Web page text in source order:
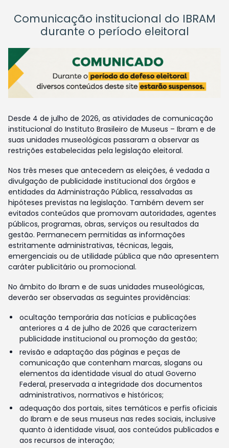
Comunicação institucional do IBRAM
durante o período eleitoral
Desde 4 de julho de 2026, as atividades de comunicação
institucional do Instituto Brasileiro de Museus – Ibram e de
suas unidades museológicas passaram a observar as
restrições estabelecidas pela legislação eleitoral.
Nos três meses que antecedem as eleições, é vedada a
divulgação de publicidade institucional dos órgãos e
entidades da Administração Pública, ressalvadas as
hipóteses previstas na legislação. Também devem ser
evitados conteúdos que promovam autoridades, agentes
públicos, programas, obras, serviços ou resultados da
gestão. Permanecem permitidas as informações
estritamente administrativas, técnicas, legais,
emergenciais ou de utilidade pública que não apresentem
caráter publicitário ou promocional.
No âmbito do Ibram e de suas unidades museológicas,
deverão ser observadas as seguintes providências:
ocultação temporária das notícias e publicações
anteriores a 4 de julho de 2026 que caracterizem
publicidade institucional ou promoção da gestão;
revisão e adaptação das páginas e peças de
comunicação que contenham marcas, slogans ou
elementos da identidade visual do atual Governo
Federal, preservada a integridade dos documentos
administrativos, normativos e históricos;
adequação dos portais, sites temáticos e perfis oficiais
do Ibram e de seus museus nas redes sociais, inclusive
quanto à identidade visual, aos conteúdos publicados e
aos recursos de interação;